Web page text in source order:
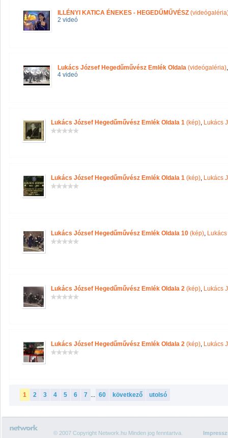
ILLÉNYI KATICA ÉNEKES - HEGEDŰMŰVÉSZ
2 videó
Lukács József Hegedűművész Emlék Oldala (videógaléria)
4 videó
Lukács József Hegedűművész Emlék Oldala 1 (kép), Lukács
Lukács József Hegedűművész Emlék Oldala 1 (kép), Lukács
Lukács József Hegedűművész Emlék Oldala 10 (kép),
Lukács József Hegedűművész Emlék Oldala 2 (kép), Lukács
Lukács József Hegedűművész Emlék Oldala 2 (kép), Lukács
1 2 3 4 5 6 7 ... 60 következő utolsó
© 2007 Copyright Network.hu Minden jog fenntartva.